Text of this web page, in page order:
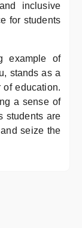
inclusive
for students
example of
stands as a
of education.
a sense of
students are
seize the